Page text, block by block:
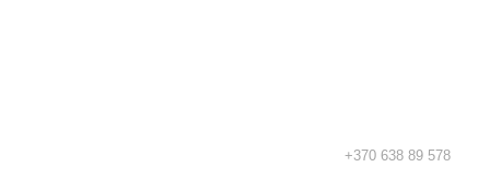
+370 638 89 578